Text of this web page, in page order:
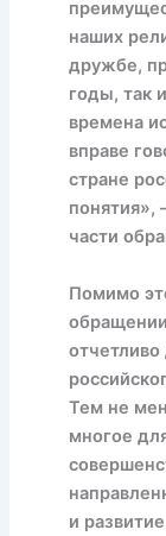
наших
дружбе,
годы, так
времена
вправе
стране
понятия»,
части
Помимо
Тем не
многое
и